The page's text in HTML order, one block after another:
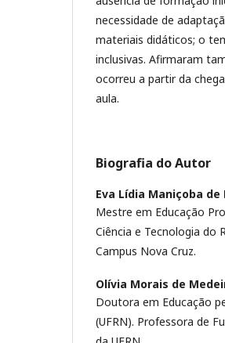
necessidade de
materiais didáticos; o
inclusivas. Afirmaram
ocorreu a partir da
aula.
Biografia do Autor
Eva Lídia Maniçoba de
Mestre em Educação
Ciência e Tecnologia do
Campus Nova Cruz.
Olívia Morais de
Doutora em Educação
(UFRN). Professora de